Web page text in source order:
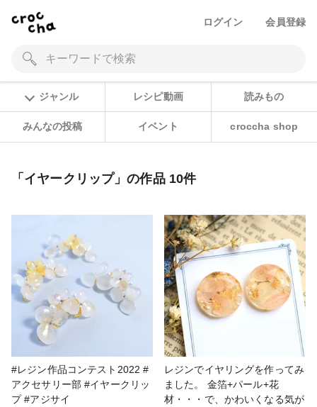
ログイン 会員登録
ジャンル レシピ動画 読みもの
みんなの投稿 イベント croccha shop
「イヤークリップ」の作品 10件
#レジン作品コンテスト2022 #
アクセサリー部 #イヤークリッ
プ #アジサイ
レジンでイヤリングを作ってみ
ました。 金箔+パール+花
材・・・で、かわいくなる気が